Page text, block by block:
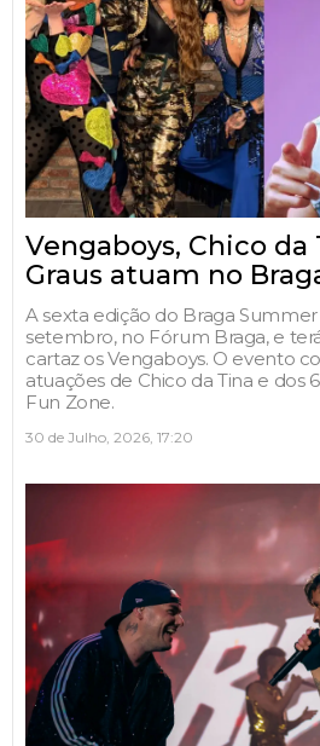
Vengaboys, Chico da
Graus atuam no
A sexta edição do Braga
setembro, no Fórum Braga, e
cartaz os Vengaboys. O evento
atuações de Chico da Tina e dos
Fun Zone.
30 de Julho, 2026, 17:20